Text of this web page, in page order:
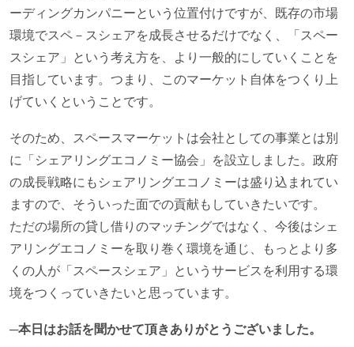
ーディングカンパニーという位置付けですが、既存の市場
環境でスペ－スシェアを成長させるだけでなく、「スペー
スシェア」という考え方を、より一般的にしていくことを
目指しています。つまり、このマーケット自体をつくり上
げていくということです。
そのため、スペースマーケットは会社としての事業とは別
に「シェアリングエコノミー協会」を設立しました。政府
の成長戦略にもシェアリングエコノミーは盛り込まれてい
ますので、そういった面での貢献もしていきたいです。
ただの場所の貸し借りのマッチングではなく、今後はシェ
アリングエコノミーを取り巻く環境を通じ、もっとより多
くの人が「スペースシェア」というサービスを利用する環
境をつくっていきたいと思っています。
─本日はお話を聞かせて頂きありがとうございました。